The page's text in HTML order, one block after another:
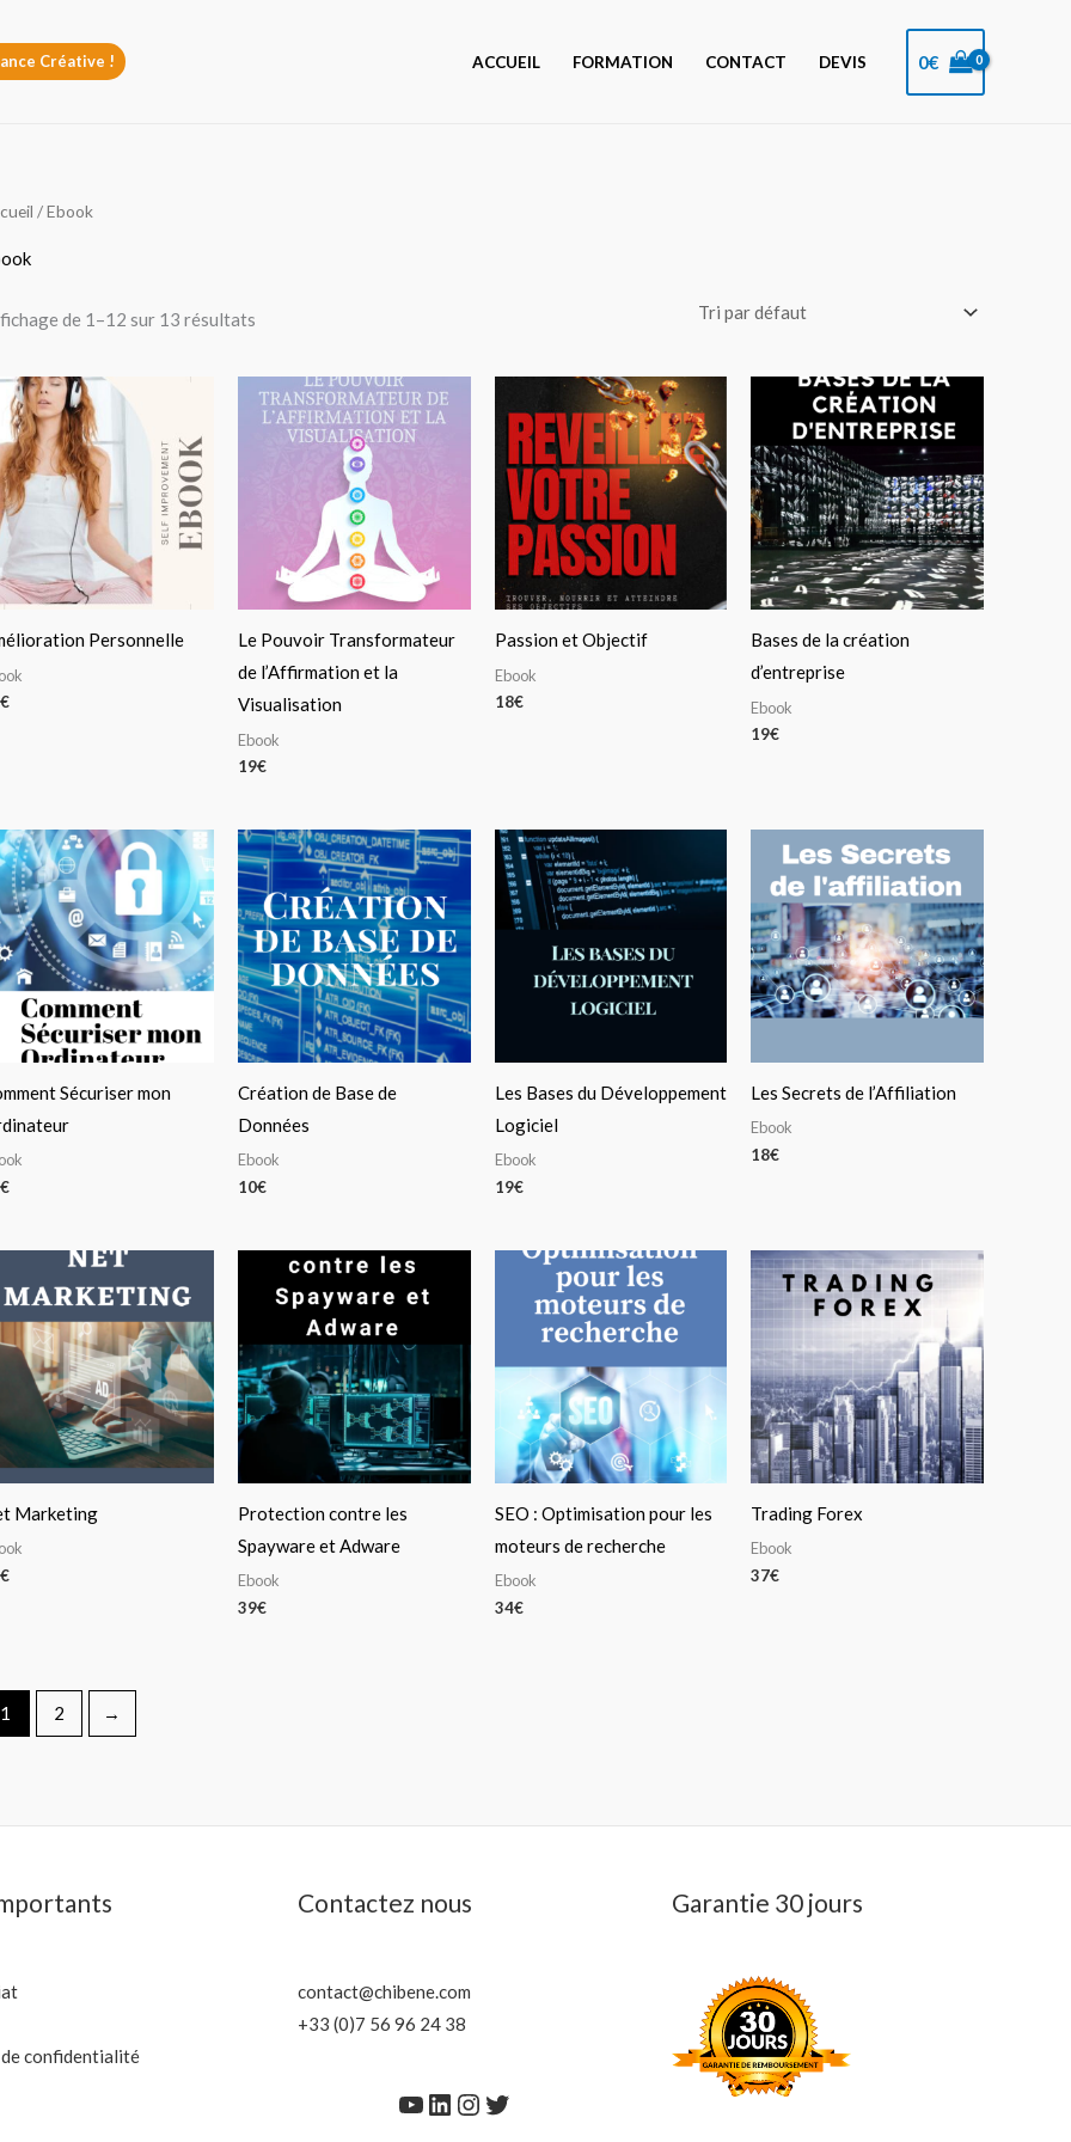
Créative ! ACCUEIL FORMATION CONTACT DEVIS 0€
/ Ebook
de 1–12 sur 13 résultats
Personnelle
€
Le Pouvoir Transformateur
de l’Affirmation et la
Visualisation
Ebook
19€
Passion et Objectif
Ebook
18€
Bases de la création
d’entreprise
Ebook
19€
Sécuriser mon
€
Création de Base de
Données
Ebook
10€
Les Bases du Développement
Logiciel
Ebook
19€
Les Secrets de l’Affiliation
Ebook
18€
Marketing
€
Protection contre les
Spayware et Adware
Ebook
39€
SEO : Optimisation pour les
moteurs de recherche
Ebook
34€
Trading Forex
Ebook
37€
1 2 →
confidentialité
Contactez nous
contact@chibene.com
+33 (0)7 56 96 24 38
Garantie 30 jours